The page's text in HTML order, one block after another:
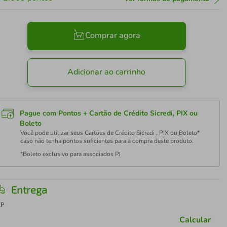
Comprar agora
Adicionar ao carrinho
Pague com Pontos + Cartão de Crédito Sicredi, PIX ou
Boleto
Você pode utilizar seus Cartões de Crédito Sicredi , PIX ou Boleto*
caso não tenha pontos suficientes para a compra deste produto.
*Boleto exclusivo para associados PJ
Entrega
Calcular